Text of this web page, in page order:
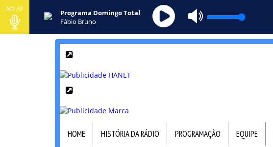
NO AR
Programa Domingo Total
Fábio Bruno
HOME HISTÓRIA DA RÁDIO PROGRAMAÇÃO EQUIPE